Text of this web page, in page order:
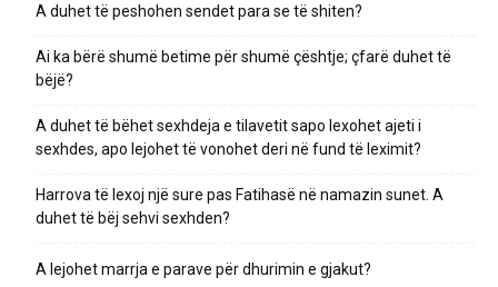
A duhet të peshohen sendet para se të shiten?
Ai ka bërë shumë betime për shumë çështje; çfarë duhet të
bëjë?
A duhet të bëhet sexhdeja e tilavetit sapo lexohet ajeti i
sexhdes, apo lejohet të vonohet deri në fund të leximit?
Harrova të lexoj një sure pas Fatihasë në namazin sunet. A
duhet të bëj sehvi sexhden?
A lejohet marrja e parave për dhurimin e gjakut?